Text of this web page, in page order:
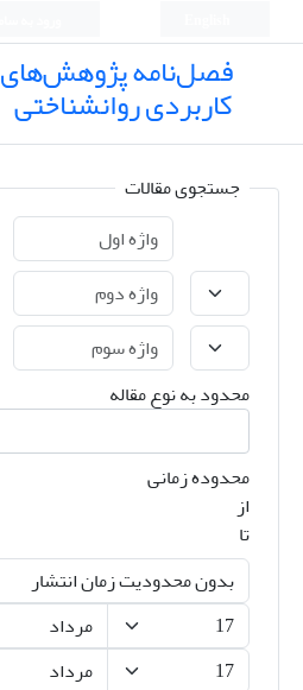
فصل‌نامه پژوهش‌های
کاربردی روانشناختی
جستجوی مقالات
محدود به نوع مقاله
محدوده زمانی
از
تا